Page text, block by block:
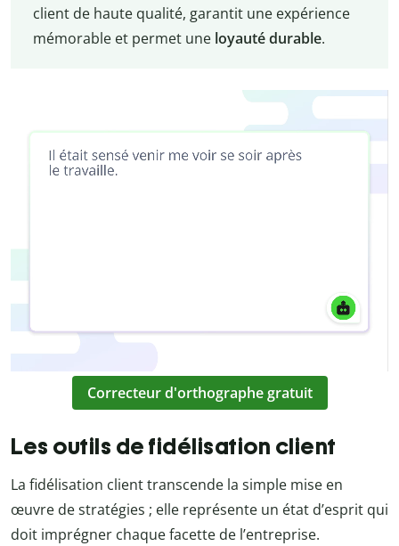
client de haute qualité, garantit une expérience
mémorable et permet une loyauté durable.
Correcteur d'orthographe gratuit
Les outils de fidélisation client
La fidélisation client transcende la simple mise en
œuvre de stratégies ; elle représente un état d’esprit qui
doit imprégner chaque facette de l’entreprise.